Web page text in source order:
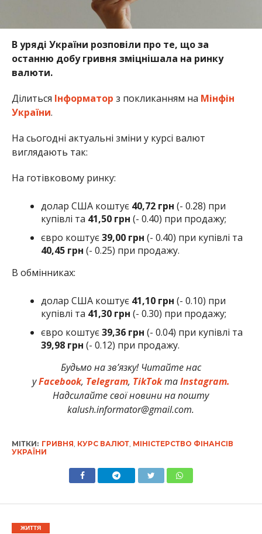
В уряді України розповіли про те, що за
останню добу гривня зміцнішала на ринку
валюти.
Ділиться Інформатор з покликанням на Мінфін
України.
На сьогодні актуальні зміни у курсі валют
виглядають так:
На готівковому ринку:
долар США коштує 40,72 грн (- 0.28) при
купівлі та 41,50 грн (- 0.40) при продажу;
євро коштує39,00 грн (- 0.40) при купівлі та
40,45 грн (- 0.25) при продажу.
В обмінниках:
долар США коштує 41,10 грн (- 0.10) при
купівлі та 41,30 грн (- 0.30) при продажу;
євро коштує39,36 грн (- 0.04) при купівлі та
39,98 грн (- 0.12) при продажу.
Будьмо на зв’язку! Читайте нас
уFacebook, Telegram, TikTokтаInstagram.
Надсилайте свої новини на пошту
kalush.informator@gmail.com.
МІТКИ: ГРИВНЯ КУРС ВАЛЮТ, МІНІСТЕРСТВО ФІНАНСІВ
УКРАЇНИ
ЖИТТЯ